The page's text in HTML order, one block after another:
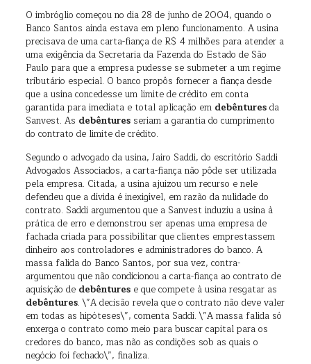
O imbróglio começou no dia 28 de junho de 2004, quando o
Banco Santos ainda estava em pleno funcionamento. A usina
precisava de uma carta-fiança de R$ 4 milhões para atender a
uma exigência da Secretaria da Fazenda do Estado de São
Paulo para que a empresa pudesse se submeter a um regime
tributário especial. O banco propôs fornecer a fiança desde
que a usina concedesse um limite de crédito em conta
garantida para imediata e total aplicação em debênturesda
Sanvest. As debênturesseriam a garantia do cumprimento
do contrato de limite de crédito.
Segundo o advogado da usina, Jairo Saddi, do escritório Saddi
Advogados Associados, a carta-fiança não pôde ser utilizada
pela empresa. Citada, a usina ajuizou um recurso e nele
defendeu que a dívida é inexigível, em razão da nulidade do
contrato. Saddi argumentou que a Sanvest induziu a usina à
prática de erro e demonstrou ser apenas uma empresa de
fachada criada para possibilitar que clientes emprestassem
dinheiro aos controladores e administradores do banco. A
massa falida do Banco Santos, por sua vez, contra-
argumentou que não condicionou a carta-fiança ao contrato de
aquisição de debênturese que compete à usina resgatar as
debêntures. \”A decisão revela que o contrato não deve valer
em todas as hipóteses\”, comenta Saddi. \”A massa falida só
enxerga o contrato como meio para buscar capital para os
credores do banco, mas não as condições sob as quais o
negócio foi fechado\”, finaliza.